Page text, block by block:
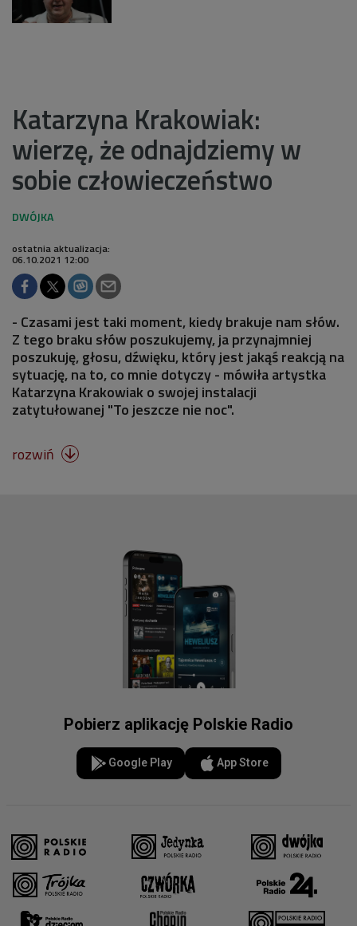
Katarzyna Krakowiak:
wierzę, że odnajdziemy w
sobie człowieczeństwo
ostatnia aktualizacja:
06.10.2021 12:00
- Czasami jest taki moment, kiedy brakuje nam słów.
Z tego braku słów poszukujemy, ja przynajmniej
poszukuję, głosu, dźwięku, który jest jakąś reakcją na
sytuację, na to, co mnie dotyczy - mówiła artystka
Katarzyna Krakowiak o swojej instalacji
zatytułowanej "To jeszcze nie noc".
rozwiń 
Pobierz aplikację Polskie Radio
Google Play App Store